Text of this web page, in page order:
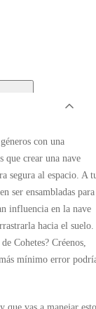
con una
que crear una nave
segura al espacio. A
ser ensambladas para
influencia en la nave
hacia el suelo.
Cohetes? Créenos,
mínimo error